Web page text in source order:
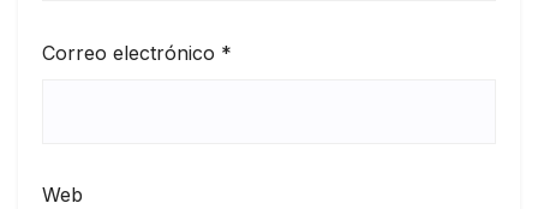
Correo electrónico *
Web